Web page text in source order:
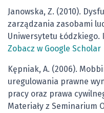
Janowska, Z. (2010).
zarządzania zasobami
Uniwersytetu Łódzkiego.
Zobacz w Google Scholar
Kępniak, A. (2006).
uregulowania prawne
pracy oraz prawa
Materiały z Seminarium